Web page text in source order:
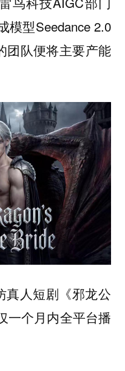
模型Seedance 2.0
团队便将主要产能
真人短剧《邪龙公
一个月内全平台播